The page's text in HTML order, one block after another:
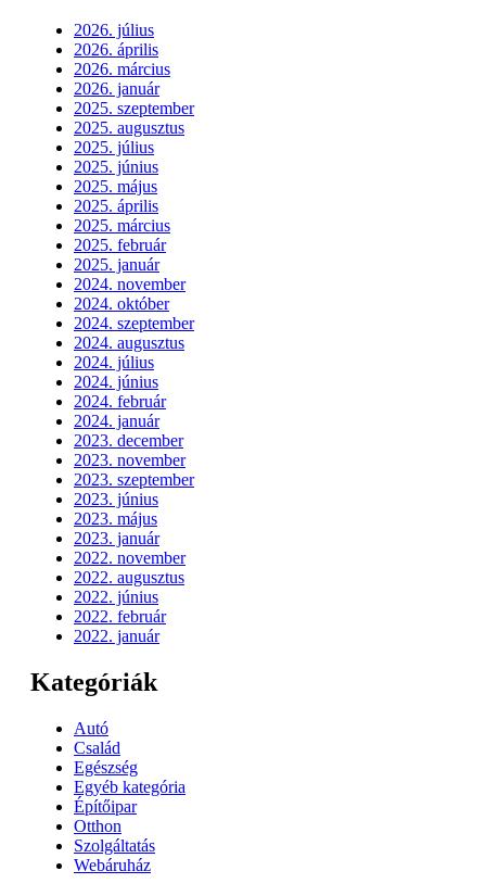
2026. július
2026. április
2026. március
2026. január
2025. szeptember
2025. augusztus
2025. július
2025. június
2025. május
2025. április
2025. március
2025. február
2025. január
2024. november
2024. október
2024. szeptember
2024. augusztus
2024. július
2024. június
2024. február
2024. január
2023. december
2023. november
2023. szeptember
2023. június
2023. május
2023. január
2022. november
2022. augusztus
2022. június
2022. február
2022. január
Kategóriák
Autó
Család
Egészség
Egyéb kategória
Építőipar
Otthon
Szolgáltatás
Webáruház